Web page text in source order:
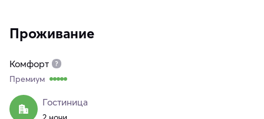
Проживание
Комфорт
Премиум
Гостиница